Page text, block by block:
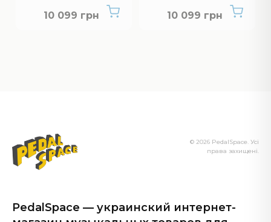
10 099 грнНет в наличии 10 099 грнНет в наличии
PedalSpace — украинский интернет-
© 2026 PedalSpace. Усі
права захищені.